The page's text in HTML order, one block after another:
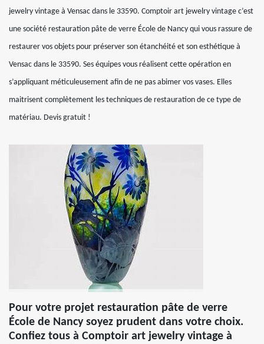
jewelry vintage à Vensac dans le 33590. Comptoir art jewelry vintage c’est
une société restauration pâte de verre École de Nancy qui vous rassure de
restaurer vos objets pour préserver son étanchéité et son esthétique à
Vensac dans le 33590. Ses équipes vous réalisent cette opération en
s’appliquant méticuleusement afin de ne pas abimer vos vases. Elles
maitrisent complètement les techniques de restauration de ce type de
matériau. Devis gratuit !
Pour votre projet restauration pâte de verre
École de Nancy soyez prudent dans votre choix.
Confiez tous à Comptoir art jewelry vintage à